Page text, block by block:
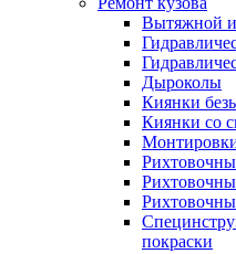
Вытяжной
Дыроколы
Киянки
Киянки со
покраски